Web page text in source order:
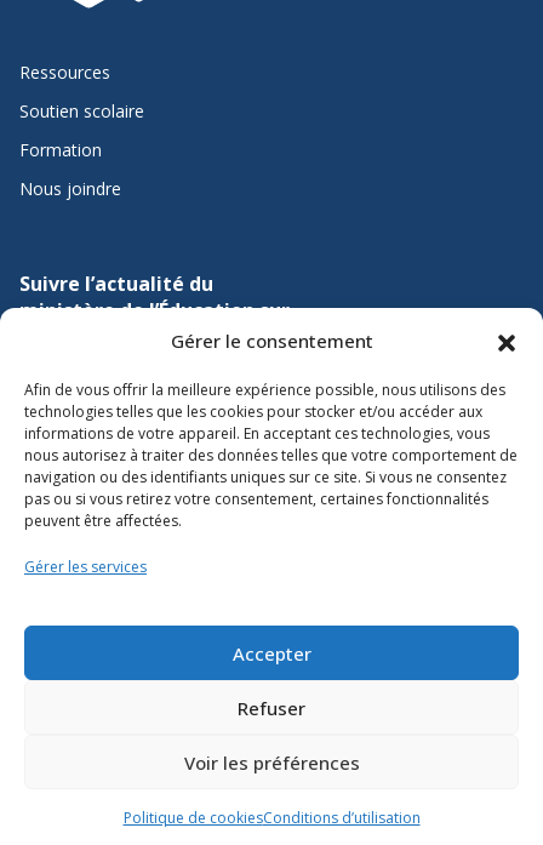
Gérer le consentement
Afin de vous offrir la meilleure expérience possible, nous utilisons des
technologies telles que les cookies pour stocker et/ou accéder aux
informations de votre appareil. En acceptant ces technologies, vous
nous autorisez à traiter des données telles que votre comportement de
navigation ou des identifiants uniques sur ce site. Si vous ne consentez
pas ou si vous retirez votre consentement, certaines fonctionnalités
peuvent être affectées.
Gérer les services
Accepter
Refuser
Voir les préférences
Politique de cookiesConditions d’utilisation
Ressources
Soutien scolaire
Formation
Nous joindre
Suivre l’actualité du
ministère de l’Éducation sur
Politique des témoins
© Gouvernement du Québec, 2026